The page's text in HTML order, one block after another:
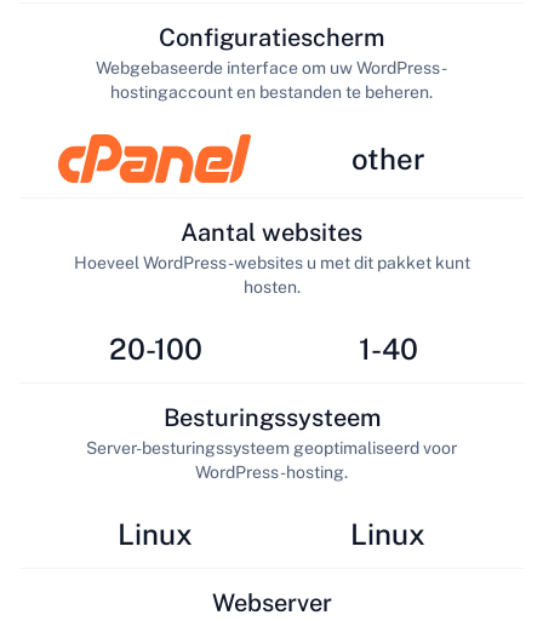
Configuratiescherm
Webgebaseerde interface om uw WordPress-
hostingaccount en bestanden te beheren.
other
20-100
Aantal websites
Hoeveel WordPress-websites u met dit pakket kunt
hosten.
1-40
Linux
Besturingssysteem
Server-besturingssysteem geoptimaliseerd voor
WordPress-hosting.
Linux
Webserver